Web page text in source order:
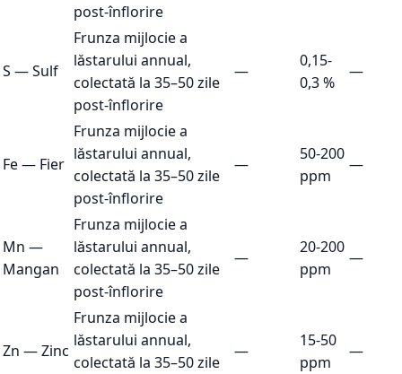
post-înflorire
S —Sulf
Frunza mijlocie a
lăstarului annual,
colectată la 35–50 zile
post-înflorire
—
0,15-
0,3 %
—
Fe— Fier
Frunza mijlocie a
lăstarului annual,
colectată la 35–50 zile
post-înflorire
—
50-200
ppm
—
Mn —
Mangan
Frunza mijlocie a
lăstarului annual,
colectată la 35–50 zile
post-înflorire
—
20-200
ppm
—
Zn —Zinc
Frunza mijlocie a
lăstarului annual,
colectată la 35–50 zile
—
15-50
ppm
—